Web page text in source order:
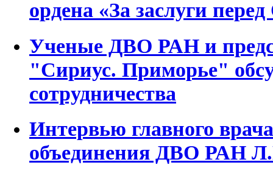
ордена «За заслуги
Ученые ДВО РАН и
"Сириус. Приморье"
сотрудничества
Интервью главного
объединения ДВО РАН